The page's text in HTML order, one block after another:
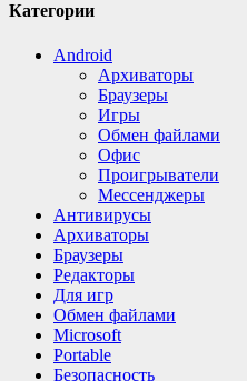
Категории
Android
Архиваторы
Браузеры
Игры
Обмен файлами
Офис
Проигрыватели
Мессенджеры
Антивирусы
Архиваторы
Браузеры
Редакторы
Для игр
Обмен файлами
Microsoft
Portable
Безопасность